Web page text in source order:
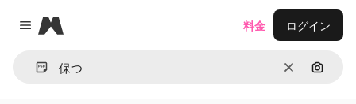
Close menu
Magnific
消去 画像で
料金 ログイン